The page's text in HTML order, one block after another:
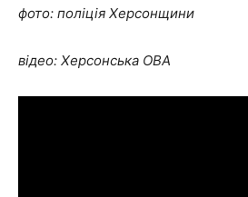
фото: поліція Херсонщини
відео: Херсонська ОВА